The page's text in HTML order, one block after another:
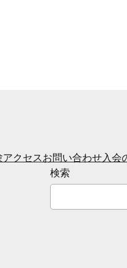
アクセスお問い合わせ入会
検索